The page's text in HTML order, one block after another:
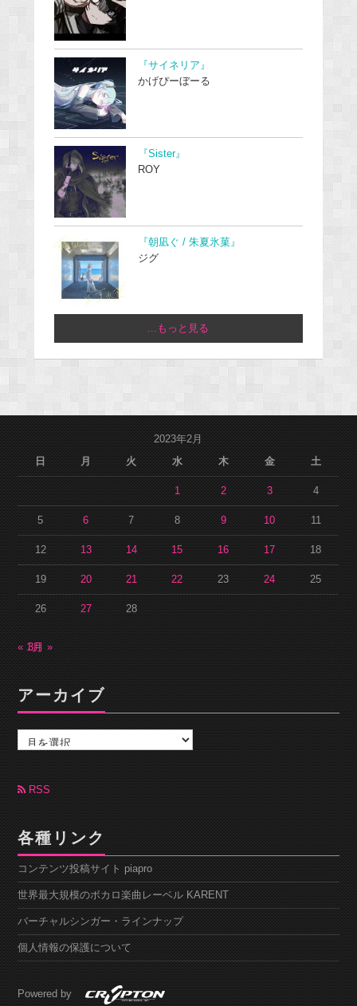
『サイネリア』
かげぴーぼーる
『Sister』
ROY
『朝凪ぐ / 朱夏氷菓』
ジグ
...もっと見る
2023年2月
日
月 火 水 木 金 土
1 2 3 4
5 6 7 8 9 10 11
12 13 14 15 16 17 18
19 20 21 22 23 24 25
26 27 28
« 1月3月 »
アーカイブ
カ
ブRSS
各種リンク
コンテンツ投稿サイト piapro
世界最大規模のボカロ楽曲レーベル KARENT
バーチャルシンガー・ラインナップ
個人情報の保護について
Powered by